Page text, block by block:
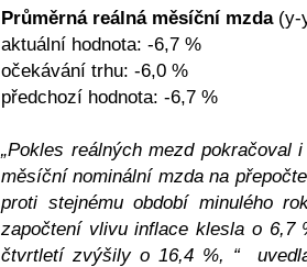
Průměrná reálná měsíční mzda(y-
aktuální hodnota: -6,7 %
očekávání trhu: -6,0 %
předchozí hodnota: -6,7 %
„Pokles reálných mezd
měsíční nominální mzda na
proti stejnému období minulého
započtení vlivu inflace klesla o
čtvrtletí zvýšily o 16,4 %, “